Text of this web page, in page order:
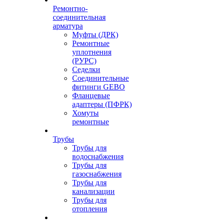
Ремонтно-
соединительная
арматура
Муфты (ДРК)
Ремонтные
уплотнения
(РУРС)
Седелки
Соединительные
фитинги GEBO
Фланцевые
адаптеры (ПФРК)
Хомуты
ремонтные
Трубы
Трубы для
водоснабжения
Трубы для
газоснабжения
Трубы для
канализации
Трубы для
отопления